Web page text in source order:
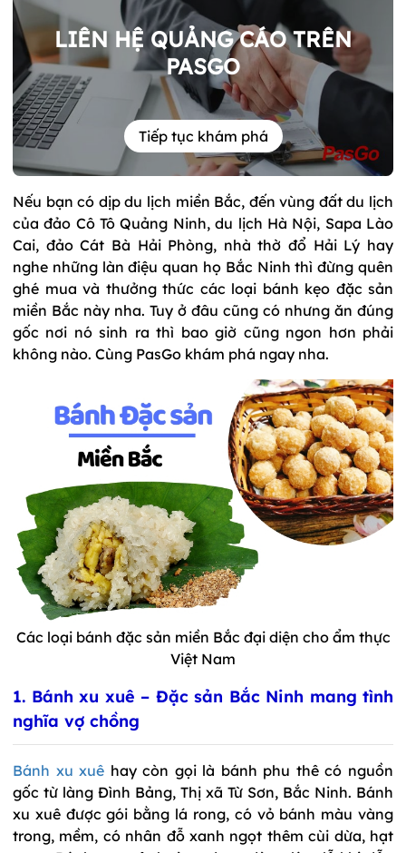
LIÊN HỆ QUẢNG CÁO TRÊN
PASGO
Tiếp tục khám phá
Nếu bạn có dịp du lịch miền Bắc, đến vùng đất du lịch
của đảo Cô Tô Quảng Ninh, du lịch Hà Nội, Sapa Lào
Cai, đảo Cát Bà Hải Phòng, nhà thờ đổ Hải Lý hay
nghe những làn điệu quan họ Bắc Ninh thì đừng quên
ghé mua và thưởng thức các loại bánh kẹo đặc sản
miền Bắc này nha. Tuy ở đâu cũng có nhưng ăn đúng
gốc nơi nó sinh ra thì bao giờ cũng ngon hơn phải
không nào. Cùng PasGo khám phá ngay nha.
Các loại bánh đặc sản miền Bắc đại diện cho ẩm thực
Việt Nam
1. Bánh xu xuê – Đặc sản Bắc Ninh mang tình
nghĩa vợ chồng
Bánh xu xuê hay còn gọi là bánh phu thê có nguồn
gốc từ làng Đình Bảng, Thị xã Từ Sơn, Bắc Ninh. Bánh
xu xuê được gói bằng lá rong, có vỏ bánh màu vàng
trong, mềm, có nhân đỗ xanh ngọt thêm cùi dừa, hạt